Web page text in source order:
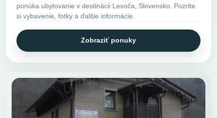
ponúka ubytovanie v destinácii Levoča, Slovensko. Pozrite
si vybavenie, fotky a ďalšie informácie.
Zobraziť ponuky